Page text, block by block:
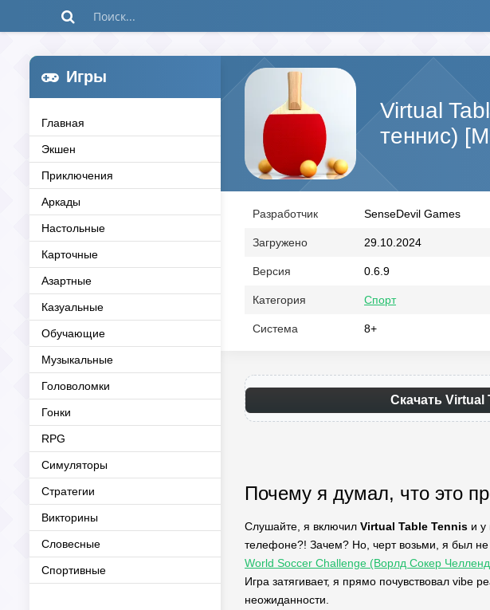
Игры
Главная
Экшен
Приключения
Аркады
Настольные
Карточные
Азартные
Казуальные
Обучающие
Музыкальные
Головоломки
Гонки
RPG
Симуляторы
Стратегии
Викторины
Словесные
Спортивные
Virtual
теннис)
Разработчик SenseDevil Games
Загружено 29.10.2024
Версия 0.6.9
Категория Спорт
Система 8+
Скачать
Почему я думал, что это
Слушайте, я включил Virtual Table Tennis и у
телефоне?! Зачем? Но, черт возьми, я был не
World Soccer Challenge (Ворлд Сокер
Игра затягивает, я прямо почувствовал vibe
неожиданности.